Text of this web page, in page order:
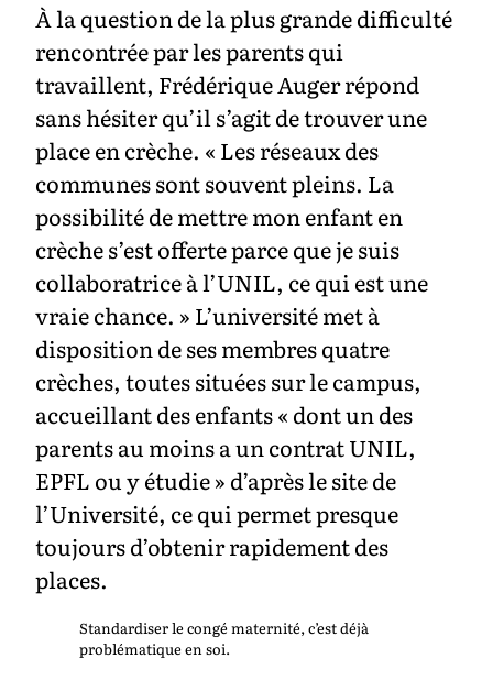
À la question de la plus grande difficulté
rencontrée par les parents qui
travaillent, Frédérique Auger répond
sans hésiter qu’il s’agit de trouver une
place en crèche. « Les réseaux des
communes sont souvent pleins. La
possibilité de mettre mon enfant en
crèche s’est offerte parce que je suis
collaboratrice à l’UNIL, ce qui est une
vraie chance. » L’université met à
disposition de ses membres quatre
crèches, toutes situées sur le campus,
accueillant des enfants « dont un des
parents au moins a un contrat UNIL,
EPFL ou y étudie » d’après le site de
l’Université, ce qui permet presque
toujours d’obtenir rapidement des
places.
Standardiser le congé maternité, c’est déjà
problématique en soi.